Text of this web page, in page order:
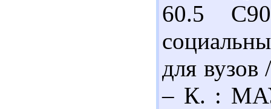
60.5
для
– К. :